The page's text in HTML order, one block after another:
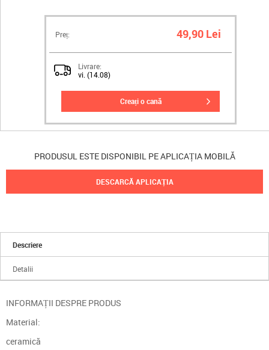
Preț: 49,90 Lei
Livrare:
vi. (14.08)
creați o cană
PRODUSUL ESTE DISPONIBIL PE APLICAȚIA MOBILĂ
DESCARCĂ APLICAȚIA
Descriere
Detalii
INFORMAȚII DESPRE PRODUS
Material:
ceramică